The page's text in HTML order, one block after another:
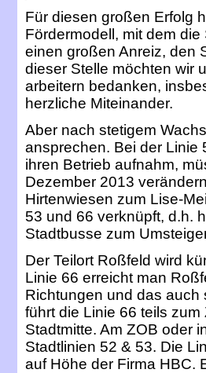
Für diesen großen Erfolg
Fördermodell, mit dem
einen großen Anreiz, den
dieser Stelle möchten wir
arbeitern bedanken,
herzliche Miteinander.
Aber nach stetigem
ansprechen. Bei der Linie
ihren Betrieb aufnahm,
Dezember 2013
Hirtenwiesen zum Lise-
53 und 66 verknüpft, d.h.
Stadtbusse zum
Der Teilort Roßfeld wird
Linie 66 erreicht man
Richtungen und das auch
führt die Linie 66 teils
Stadtmitte. Am ZOB oder
Stadtlinien 52 & 53. Die
auf Höhe der Firma HBC.